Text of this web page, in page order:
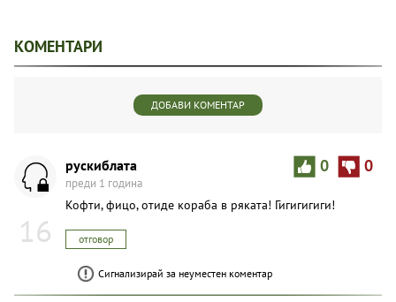
КОМЕНТАРИ
ДОБАВИ КОМЕНТАР
16
0 0
рускиблата
преди 1 година
Кофти, фицо, отиде кораба в ряката! Гигигигиги!
отговор
Сигнализирай за неуместен коментар